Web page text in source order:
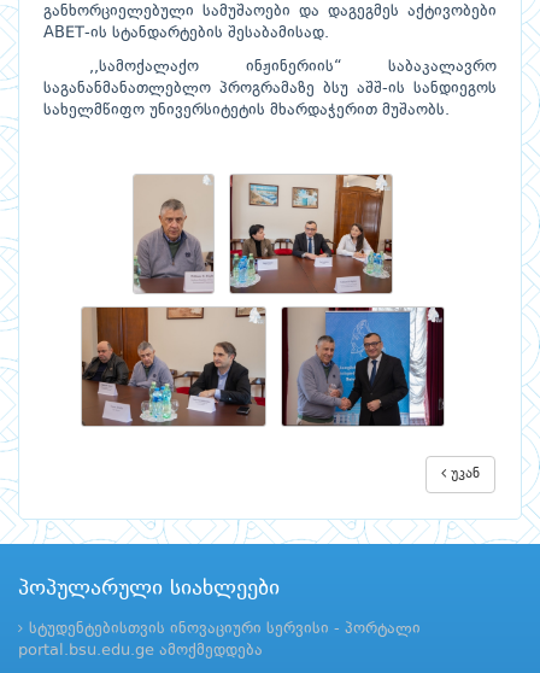
განხორციელებული სამუშაოები და დაგეგმეს აქტივობები
ABET-ის სტანდარტების შესაბამისად.
,,სამოქალაქო ინჟინერიის“ საბაკალავრო
საგანანმანათლებლო პროგრამაზე ბსუ აშშ-ის სანდიეგოს
სახელმწიფო უნივერსიტეტის მხარდაჭერით მუშაობს.
უკან
პოპულარული სიახლეები
სტუდენტებისთვის ინოვაციური სერვისი - პორტალი
portal.bsu.edu.ge ამოქმედდება